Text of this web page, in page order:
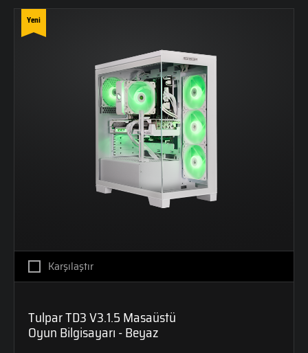
Yeni
Karşılaştır
Tulpar TD3 V3.1.5 Masaüstü
Oyun Bilgisayarı - Beyaz